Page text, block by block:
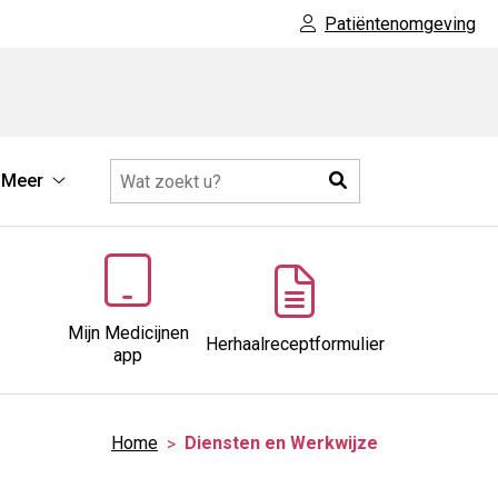
Patiëntenomgeving
Meer
submenu
Zoeken
Mijn Medicijnen
app
Herhaalreceptformulier
Home Diensten en Werkwijze